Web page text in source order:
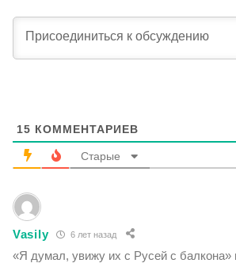
15 КОММЕНТАРИЕВ
Старые
Vasily 6 лет назад
«Я думал, увижу их с Русей с балкона»